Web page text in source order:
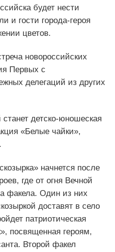
будет нести
и гости города-героя
цветов.
новороссийских
Первых с
делегаций из других
детско-юношеская
«Белые чайки»,
начнется после
где от огня Вечной
факела. Один из них
доставят в село
патриотическая
посвященная героям,
Второй факел